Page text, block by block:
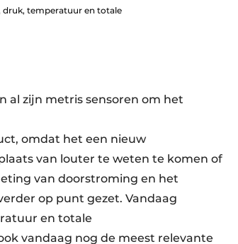
druk, temperatuur en totale
al zijn metris sensoren om het
omdat het een nieuw
van louter te weten te komen of
van doorstroming en het
op punt gezet. Vandaag
en totale
vandaag nog de meest relevante